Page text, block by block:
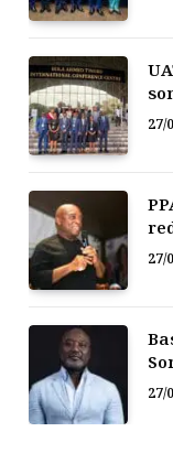
27/
27/
27/